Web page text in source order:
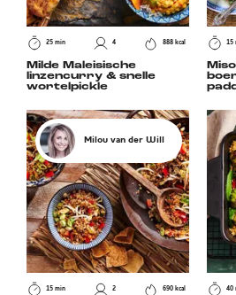
25 min 4 888 kcal
Milde Maleisische
linzencurry & snelle
wortelpickle
15
Milou van der Will
15 min 2 690 kcal 40